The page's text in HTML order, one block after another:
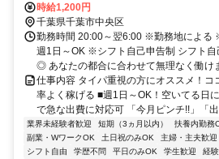
約4分、京成千葉線 京成千葉西口徒歩約6
業所)
時給1,200円
千葉県千葉市中央区
勤務時間 20:00～翌6:00 ※勤務地によ
週1日～OK ※シフト自己申告制 シフト
◎ あなたの都合に合わせて無理なく働け
仕事内容 タイパ重視の方にオススメ！コ
率よく稼げる ■週1日～OK！空いてる日
で急な出費に対応可 「今月ピンチ!!」「
業界未経験者歓迎 短期（3ヵ月以内） 扶養内勤務
副業・WワークOK
土日祝のみOK 主婦・主夫歓迎
シフト自由
学歴不問 平日のみOK 学生歓迎 経